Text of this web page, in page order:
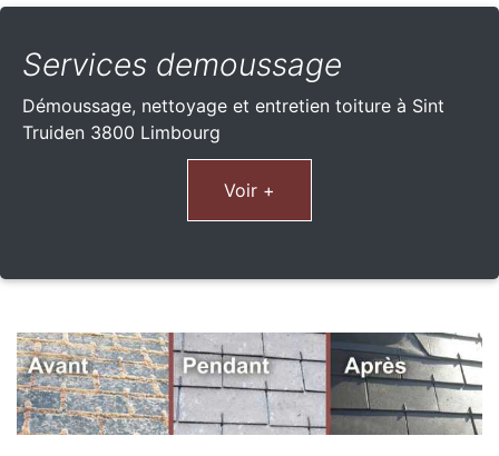
Services demoussage
Démoussage, nettoyage et entretien toiture à Sint
Truiden 3800 Limbourg
Voir +